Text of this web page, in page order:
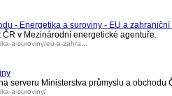
- Energetika a suroviny - EU a
ČR v Mezinárodní energetické agentuře.
a-suroviny/eu-a-zahra...
serveru Ministerstva průmyslu a obchodu
a-suroviny/